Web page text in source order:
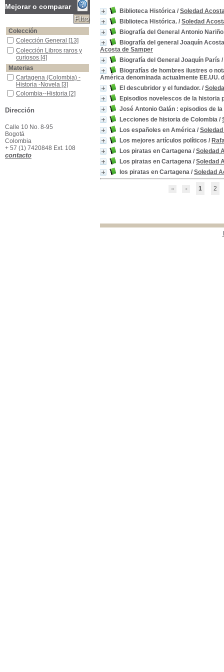
Biblioteca Histórica / Soledad
Biblioteca Histórica. / Soledad
Biografía del General Antonio
Biografía del general Joaquín
Acosta de Samper
Biografía del General Joaquín París /
Biografías de hombres ilustres o
América denominada actualmente EE.UU.
El descubridor y el fundador. /
Episodios novelescos de la historia
José Antonio Galán : episodios de
Lecciones de historia de Colombia /
Los españoles en América /
Los mejores artículos políticos /
Los piratas en Cartagena / Soledad
Los piratas en Cartagena / Soledad
los piratas en Cartagena / Soledad
1 2
Mejorar o comparar
Colección
Colección General
Colección General [13]
Colección Libros raros y curiosos
Colección Libros raros y
curiosos [4]
Materias
Cartagena (Colombia) -Historia -Novela
Cartagena (Colombia) -
Historia -Novela [3]
Colombia--Historia
Colombia--Historia [2]
Piratas -NovelaCartagena (Colombia) -
(Colombia) -
América -Descubrimiento y exploraciones -Españoles -Biografías
América -Descubrimiento
y exploraciones -
Españoles -Biografías
Antioquia -Comercio y Minería ,1775 -1810
Antioquia -Comercio y
Minería ,1775 -1810
Biografía--París Ricaurte,Joaquín,1795-1868
Dirección
Calle 10 No. 8-95
Bogotá
Colombia
+ 57 (1) 7420848 Ext. 108
contacto